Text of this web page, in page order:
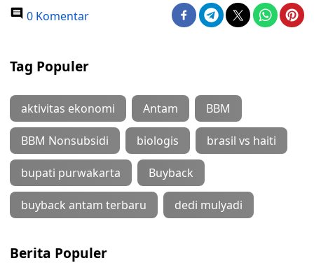
0 Komentar
Tag Populer
aktivitas ekonomi Antam BBM
BBM Nonsubsidi biologis brasil vs haiti
bupati purwakarta Buyback
buyback antam terbaru dedi mulyadi
Berita Populer